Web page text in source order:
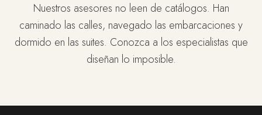
Nuestros asesores no leen de catálogos. Han
caminado las calles, navegado las embarcaciones y
dormido en las suites. Conozca a los especialistas que
diseñan lo imposible.